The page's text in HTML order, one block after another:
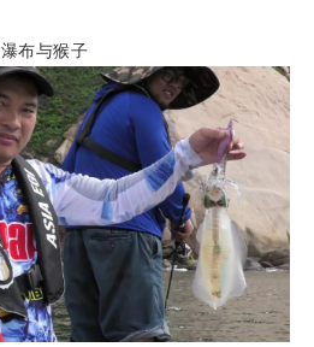
瀑布与猴子